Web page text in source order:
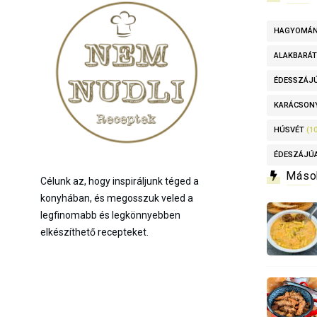
Célunk az, hogy inspiráljunk téged a
konyhában, és megosszuk veled a
legfinomabb és legkönnyebben
elkészíthető recepteket.
ALAKBARÁT
HÚSVÉT